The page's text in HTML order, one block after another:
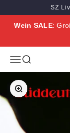
Zum Inhalt springen
Zum HauptinhaltSZ
Wein SALE:
MenüSuche
Bild vergrößern